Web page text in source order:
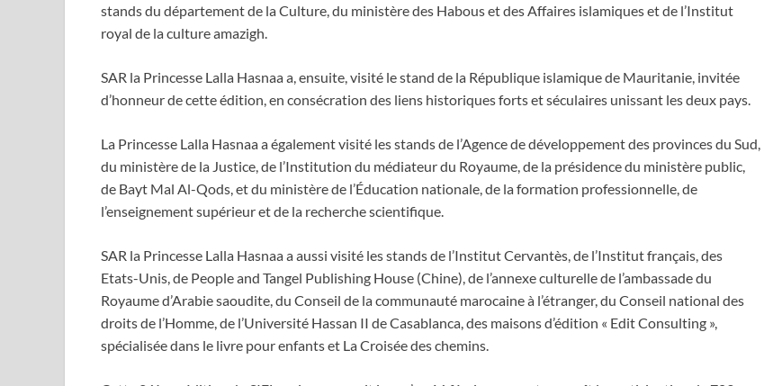
stands du département de la Culture, du ministère des Habous et des Affaires islamiques et de l’Institut
royal de la culture amazigh.
SAR la Princesse Lalla Hasnaa a, ensuite, visité le stand de la République islamique de Mauritanie, invitée
d’honneur de cette édition, en consécration des liens historiques forts et séculaires unissant les deux pays.
La Princesse Lalla Hasnaa a également visité les stands de l’Agence de développement des provinces du Sud,
du ministère de la Justice, de l’Institution du médiateur du Royaume, de la présidence du ministère public,
de Bayt Mal Al-Qods, et du ministère de l’Éducation nationale, de la formation professionnelle, de
l’enseignement supérieur et de la recherche scientifique.
SAR la Princesse Lalla Hasnaa a aussi visité les stands de l’Institut Cervantès, de l’Institut français, des
Etats-Unis, de People and Tangel Publishing House (Chine), de l’annexe culturelle de l’ambassade du
Royaume d’Arabie saoudite, du Conseil de la communauté marocaine à l’étranger, du Conseil national des
droits de l’Homme, de l’Université Hassan II de Casablanca, des maisons d’édition « Edit Consulting »,
spécialisée dans le livre pour enfants et La Croisée des chemins.